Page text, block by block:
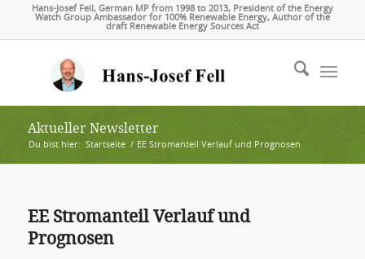
Hans-Josef Fell, German MP from 1998 to 2013, President of the Energy
Watch Group Ambassador for 100% Renewable Energy, Author of the
draft Renewable Energy Sources Act
Aktueller Newsletter
Du bist hier: Startseite / EE Stromanteil Verlauf und Prognosen
EE Stromanteil Verlauf und
Prognosen